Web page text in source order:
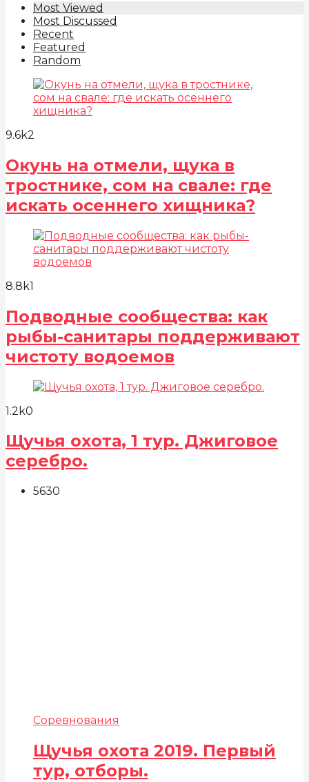
Most Viewed
Most Discussed
Recent
Featured
Random
9.6k2
Окунь на отмели, щука в
тростнике, сом на свале: где
искать осеннего хищника?
8.8k1
Подводные сообщества: как
рыбы-санитары поддерживают
чистоту водоемов
1.2k0
Щучья охота, 1 тур. Джиговое
серебро.
5630
Соревнования
Щучья охота 2019. Первый
тур, отборы.